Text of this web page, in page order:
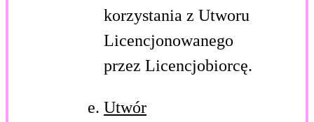
korzystania z Utworu
Licencjonowanego
przez Licencjobiorcę.
Utwór